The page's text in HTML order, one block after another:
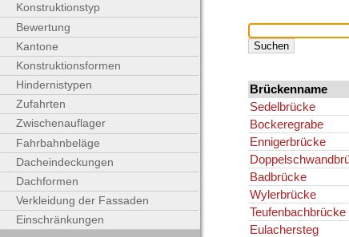
Brückenname
Sedelbrücke
Bockeregrabe
Ennigerbrücke
Badbrücke
Wylerbrücke
Teufenbachbrücke
Eulachersteg
Konstruktionstyp
Bewertung
Kantone
Konstruktionsformen
Hindernistypen
Zufahrten
Zwischenauflager
Fahrbahnbeläge
Dacheindeckungen
Dachformen
Verkleidung der Fassaden
Einschränkungen